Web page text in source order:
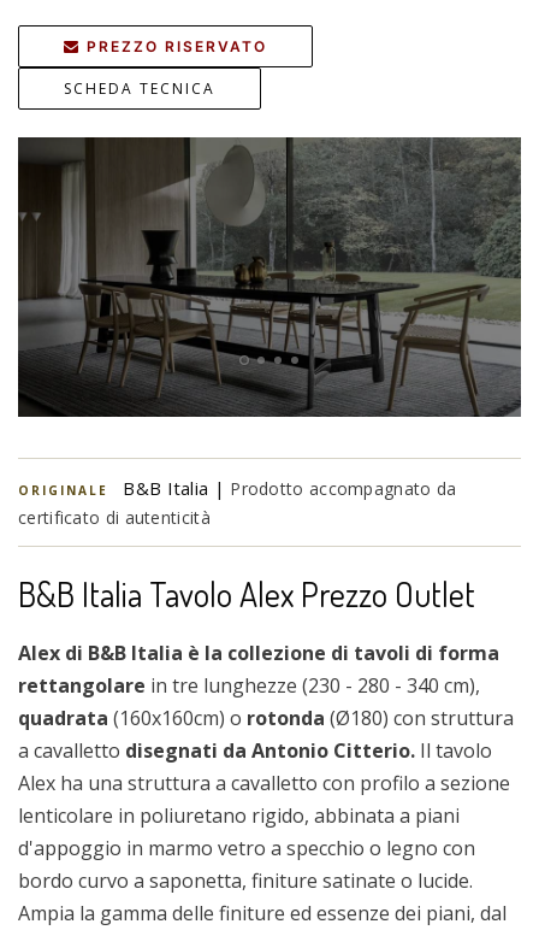
PREZZO RISERVATO
SCHEDA TECNICA
ORIGINALE B&B Italia | Prodotto accompagnato da
certificato di autenticità
B&B Italia Tavolo Alex Prezzo Outlet
Alex di B&B Italia è la collezione di tavoli di forma
rettangolare in tre lunghezze (230 - 280 - 340 cm),
quadrata (160x160cm) o rotonda (Ø180) con struttura
a cavalletto disegnati da Antonio Citterio. Il tavolo
Alex ha una struttura a cavalletto con profilo a sezione
lenticolare in poliuretano rigido, abbinata a piani
d'appoggio in marmo vetro a specchio o legno con
bordo curvo a saponetta, finiture satinate o lucide.
Ampia la gamma delle finiture ed essenze dei piani, dal